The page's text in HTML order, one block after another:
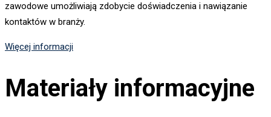
zawodowe umożliwiają zdobycie doświadczenia i nawiązanie
kontaktów w branży.
Więcej informacji
Materiały informacyjne